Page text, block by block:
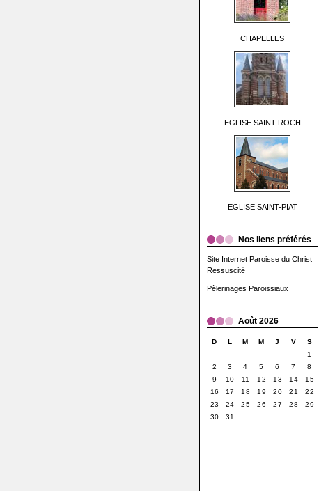
CHAPELLES
EGLISE SAINT ROCH
EGLISE SAINT-PIAT
Nos liens préférés
Site Internet Paroisse du Christ
Ressuscité
Pèlerinages Paroissiaux
Août 2026
D L M M J V
S
1
2
3 4 5 6 7
8
9
10 11 12 13 14
15
16
17 18 19 20 21
22
23
24 25 26 27 28
29
30
31